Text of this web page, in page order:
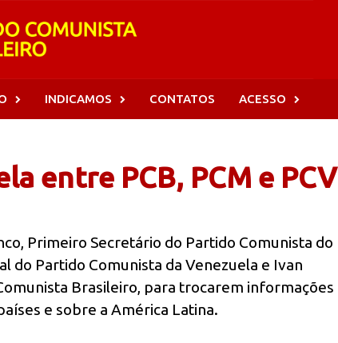
INDICAMOS CONTATOS ACESSO
entre PCB, PCM e PCV
Primeiro Secretário do Partido Comunista do
do Partido Comunista da Venezuela e Ivan
Brasileiro, para trocarem informações
e sobre a América Latina.